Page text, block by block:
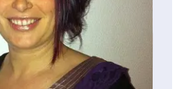
gérer une régression pour
les principes de la
à trouver des